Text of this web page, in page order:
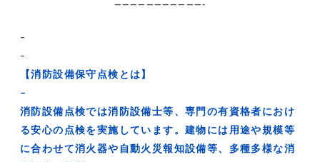
———————————-
–
–
【消防設備保守点検とは】
–
消防設備点検では消防設備⼠等、専⾨の有資格者におけ
る安⼼の点検を実施しています。建物には用途や規模等
に合わせて消火器や自動火災報知設備等、多種多様な消